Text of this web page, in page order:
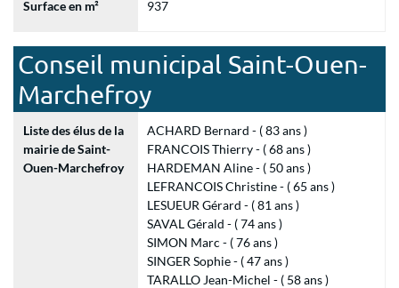
Surface en m² 937
Conseil municipal Saint-Ouen-
Marchefroy
Liste des élus de la
mairie de Saint-
Ouen-Marchefroy
ACHARD Bernard - ( 83 ans )
FRANCOIS Thierry - ( 68 ans )
HARDEMAN Aline - ( 50 ans )
LEFRANCOIS Christine - ( 65 ans )
LESUEUR Gérard - ( 81 ans )
SAVAL Gérald - ( 74 ans )
SIMON Marc - ( 76 ans )
SINGER Sophie - ( 47 ans )
TARALLO Jean-Michel - ( 58 ans )